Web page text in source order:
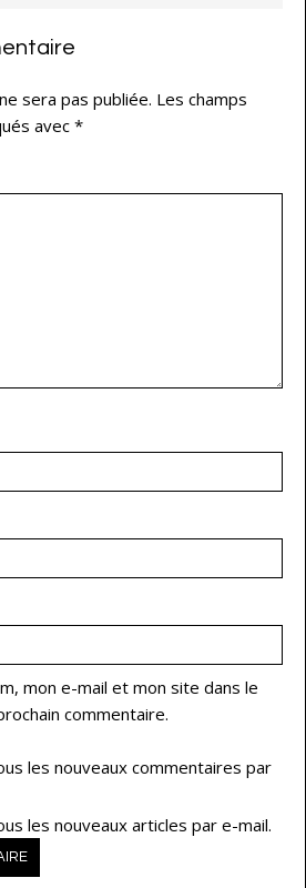
sera pas publiée. Les champs
avec *
mon e-mail et mon site dans le
commentaire.
les nouveaux commentaires par
les nouveaux articles par e-mail.